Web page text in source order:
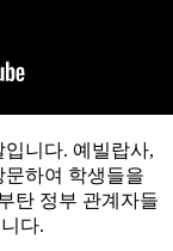
니다. 예빌랍사,
하여 학생들을
탄 정부 관계자들
다.